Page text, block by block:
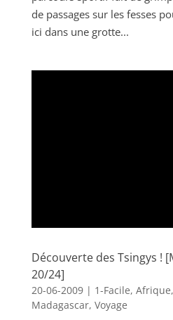
de passages sur les fesses
ici dans une grotte...
Découverte des Tsingys !
20/24]
20-06-2009| 1-Facile, Afrique,
Madagascar, Voyage